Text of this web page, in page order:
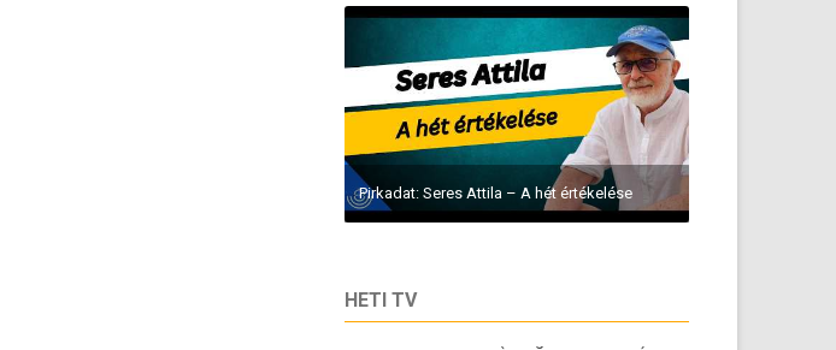
Pirkadat: Seres Attila – A hét értékelése
HETI TV